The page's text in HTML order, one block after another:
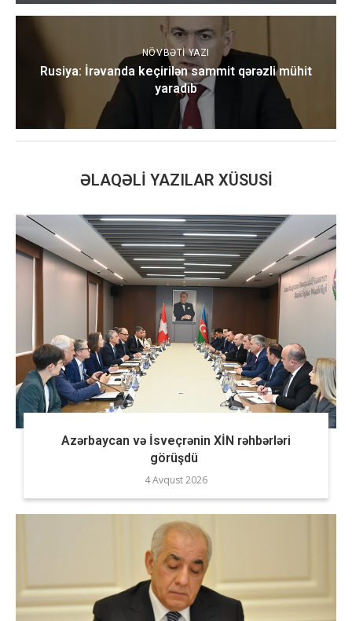
NÖVBƏTI YAZI
Rusiya: İrəvanda keçirilən sammit qərəzli mühit
yaradıb
ƏLAQƏLI YAZILAR XÜSUSI
Azərbaycan və İsveçrənin XİN rəhbərləri
görüşdü
4 Avqust 2026